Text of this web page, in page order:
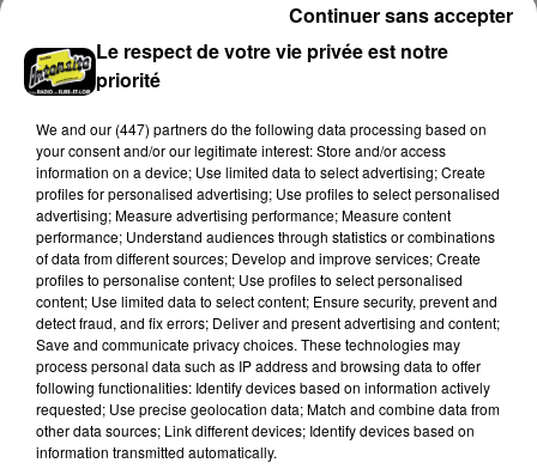
Stars'Terre 2026 : Philippe Palmieri dévoile
les ambitions d'un...
À quelques semaines de la première édition de
Stars'Terre, organisée du 18 au 20 septembre 2026 au
Château de Courtalain, Philippe Palmieri, président...
LES JEUX
Le respect de votre vie privée est notre
priorité
We and our (447) partnersdo the following data processing based on
your consent and/or our legitimate interest: Store and/or access
information on a device; Use limited data to select advertising; Create
profiles for personalised advertising; Use profiles to select personalised
advertising; Measure advertising performance; Measure content
performance; Understand audiences through statistics or combinations
of data from different sources; Develop and improve services; Create
profiles to personalise content; Use profiles to select personalised
content; Use limited data to select content; Ensure security, prevent and
detect fraud, and fix errors; Deliver and present advertising and content;
Save and communicate privacy choices. These technologies may
process personal data such as IP address and browsing data to offer
following functionalities: Identify devices based on information actively
requested; Use precise geolocation data; Match and combine data from
other data sources; Link different devices; Identify devices based on
information transmitted automatically.
Continuer sans accepter